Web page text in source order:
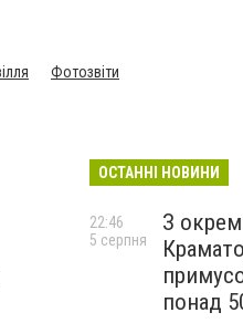
Фотозвіти
ОСТАННІ НОВИНИ
З
понад
22:46
5 серпня